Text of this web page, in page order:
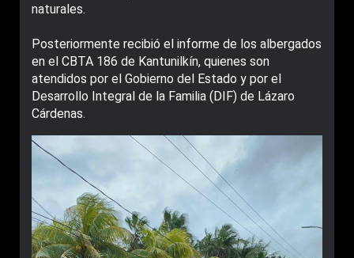
naturales.
Posteriormente recibió el informe de los albergados
en el CBTA 186 de Kantunilkín, quienes son
atendidos por el Gobierno del Estado y por el
Desarrollo Integral de la Familia (DIF) de Lázaro
Cárdenas.